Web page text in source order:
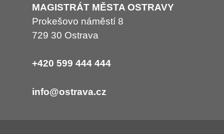
MAGISTRÁT MĚSTA OSTRAVY
Prokešovo náměstí 8
729 30 Ostrava
+420 599 444 444
info@ostrava.cz